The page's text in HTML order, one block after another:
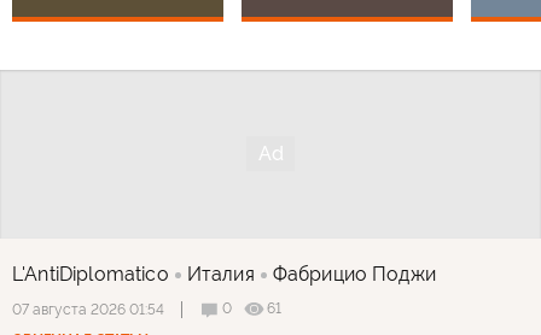
L'AntiDiplomatico Италия Фабрицио Поджи
07 августа 2026 01:54 0
61